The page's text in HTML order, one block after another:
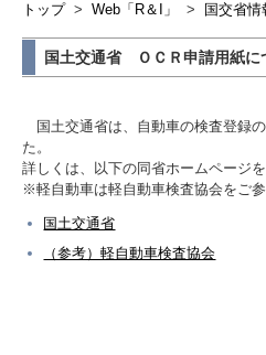
トップ > Web「R＆I」 > 国交省情
国土交通省 ＯＣＲ申請用紙に
国土交通省は、自動車の検査登録
た。
詳しくは、以下の同省ホームページを
※軽自動車は軽自動車検査協会をご参
国土交通省
（参考）軽自動車検査協会